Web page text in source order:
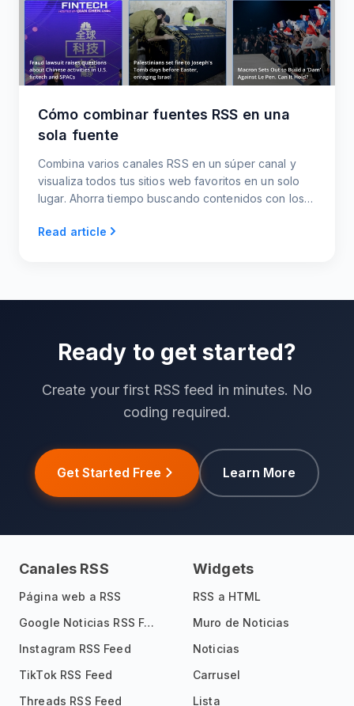
Cómo combinar fuentes RSS en una
sola fuente
Combina varios canales RSS en un súper canal y
visualiza todos tus sitios web favoritos en un solo
lugar. Ahorra tiempo buscando contenidos con los
Read article
Ready to get started?
Create your first RSS feed in minutes. No
coding required.
Get Started Free Learn More
Canales RSS
Página web a RSS
Google Noticias RSS Feed
Instagram RSS Feed
TikTok RSS Feed
Threads RSS Feed
Widgets
RSS a HTML
Muro de Noticias
Noticias
Carrusel
Lista